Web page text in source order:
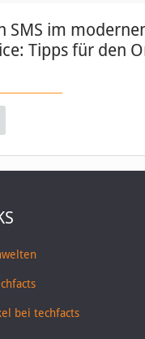
SMS im
Tipps für den
bei techfacts